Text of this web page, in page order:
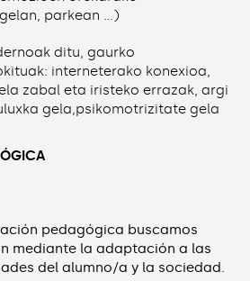
parkean …)
ditu, gaurko
interneterako konexioa,
zabal eta iristeko errazak, argi
gela,psikomotrizitate gela
pedagógica buscamos
mediante la adaptación a las
del alumno/a y la sociedad.